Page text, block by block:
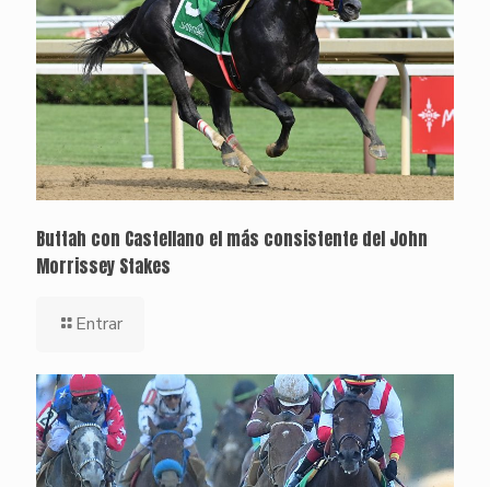
Buttah con Castellano el más consistente del John
Morrissey Stakes
Entrar